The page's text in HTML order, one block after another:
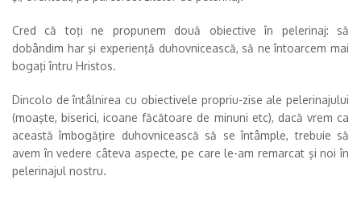
Cred că toţi ne propunem două obiective în pelerinaj: să
dobândim har şi experienţă duhovnicească, să ne întoarcem mai
bogaţi întru Hristos.
Dincolo de întâlnirea cu obiectivele propriu-zise ale pelerinajului
(moaşte, biserici, icoane făcătoare de minuni etc), dacă vrem ca
această îmbogăţire duhovnicească să se întâmple, trebuie să
avem în vedere câteva aspecte, pe care le-am remarcat şi noi în
pelerinajul nostru.